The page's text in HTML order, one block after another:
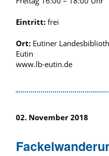
Eintritt: frei
Ort: Eutiner
Eutin
www.lb-eutin.de
02. November 2018